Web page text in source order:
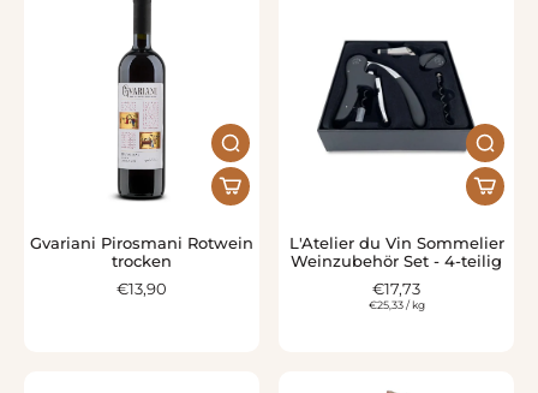
Gvariani Pirosmani Rotwein
trocken
€13,90
L'Atelier du Vin Sommelier
Weinzubehör Set - 4-teilig
€17,73
€25,33/ kg